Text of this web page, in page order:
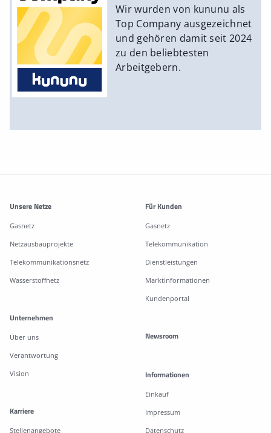
Wir wurden von kununu als
Top Company ausgezeichnet
und gehören damit seit 2024
zu den beliebtesten
Arbeitgebern.
Weitere Informationen
Unsere Netze
Gasnetz
Netzausbauprojekte
Telekommunikationsnetz
Wasserstoffnetz
Für Kunden
Gasnetz
Telekommunikation
Dienstleistungen
Marktinformationen
Kundenportal
Unternehmen
Über uns
Verantwortung
Vision
Karriere
Stellenangebote
Newsroom
Informationen
Einkauf
Impressum
Datenschutz